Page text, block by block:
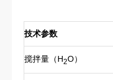
技术参数
搅拌量（H2O）